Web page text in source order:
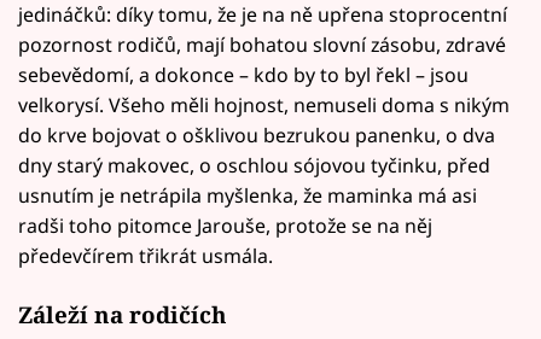
jedináčků: díky tomu, že je na ně upřena stoprocentní
pozornost rodičů, mají bohatou slovní zásobu, zdravé
sebevědomí, a dokonce – kdo by to byl řekl – jsou
velkorysí. Všeho měli hojnost, nemuseli doma s nikým
do krve bojovat o ošklivou bezrukou panenku, o dva
dny starý makovec, o oschlou sójovou tyčinku, před
usnutím je netrápila myšlenka, že maminka má asi
radši toho pitomce Jarouše, protože se na něj
předevčírem třikrát usmála.
Záleží na rodičích